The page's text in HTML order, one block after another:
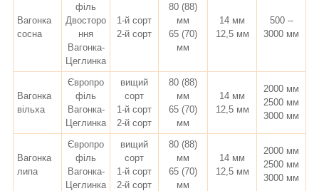
Вагонка
сосна
філь
Двосторо
ння
Вагонка-
Цеглинка
1-й сорт
2-й сорт
80 (88)
мм
65 (70)
мм
14 мм
12,5 мм
500 --
3000 мм
Вагонка
вільха
Європро
філь
Вагонка-
Цеглинка
вищий
сорт
1-й сорт
2-й сорт
80 (88)
мм
65 (70)
мм
14 мм
12,5 мм
2000 мм
2500 мм
3000 мм
Вагонка
липа
Європро
філь
Вагонка-
Цеглинка
вищий
сорт
1-й сорт
2-й сорт
80 (88)
мм
65 (70)
мм
14 мм
12,5 мм
2000 мм
2500 мм
3000 мм